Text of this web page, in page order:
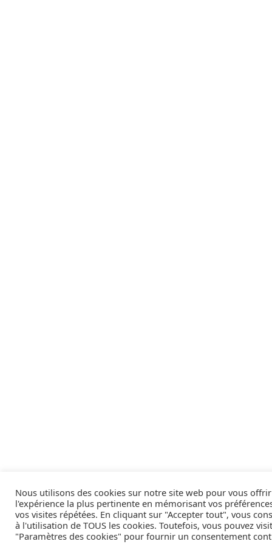
Nous utilisons des cookies sur notre site web pour vous offrir
l'expérience la plus pertinente en mémorisant vos
vos visites répétées. En cliquant sur "Accepter tout", vous
à l'utilisation de TOUS les cookies. Toutefois, vous pouvez
"Paramètres des cookies" pour fournir un consentement